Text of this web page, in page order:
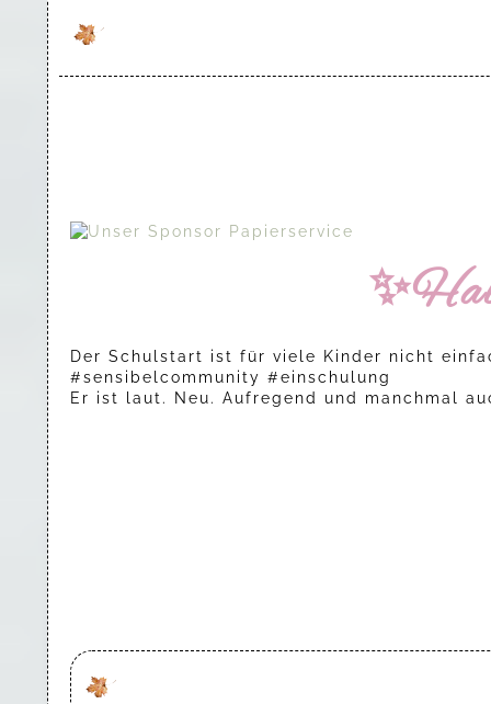
Der Schulstart ist für viele Kinder nicht
#sensibelcommunity #einschulung
Er ist laut. Neu. Aufregend und manchmal